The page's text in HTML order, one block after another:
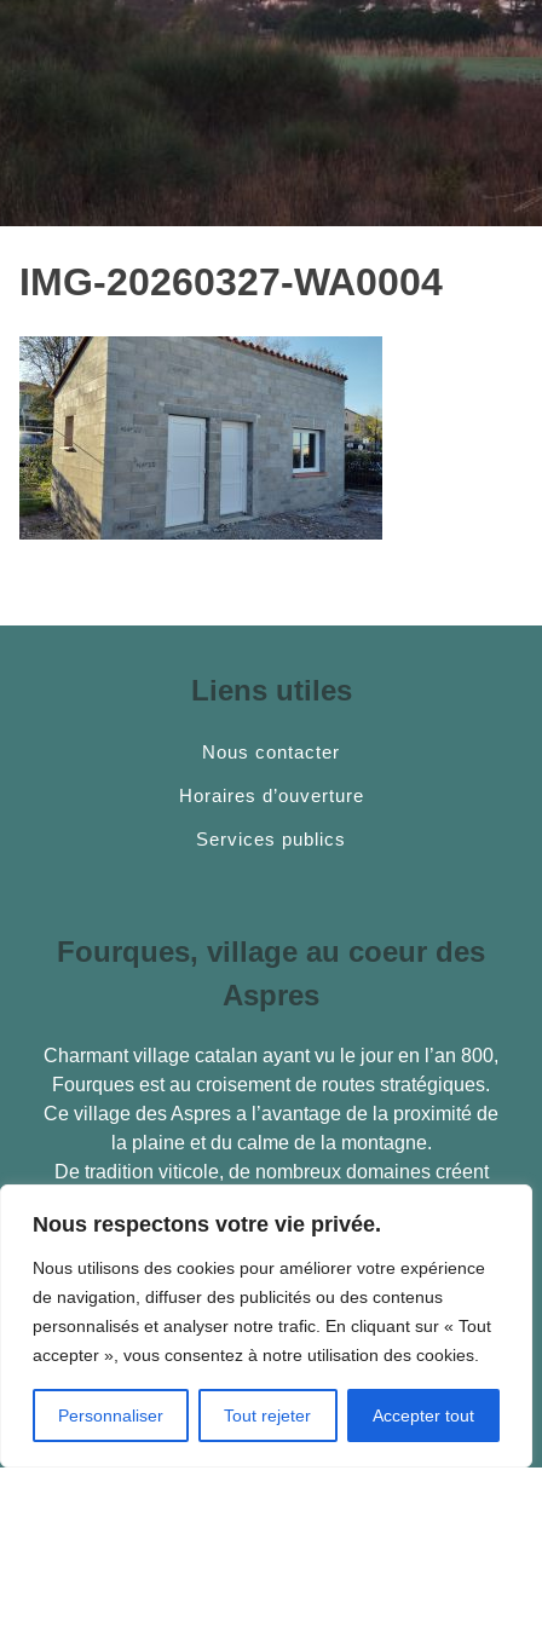
Nous respectons votre vie privée.
Nous utilisons des cookies pour améliorer votre expérience
de navigation, diffuser des publicités ou des contenus
personnalisés et analyser notre trafic. En cliquant sur « Tout
accepter », vous consentez à notre utilisation des cookies.
Personnaliser Tout rejeter Accepter tout
IMG-20260327-WA0004
Liens utiles
Nous contacter
Horaires d’ouverture
Services publics
Fourques, village au coeur des
Aspres
Charmant village catalan ayant vu le jour en l’an 800,
Fourques est au croisement de routes stratégiques.
Ce village des Aspres a l’avantage de la proximité de
la plaine et du calme de la montagne.
De tradition viticole, de nombreux domaines créent
En savoir plus
Mairie de Fourques
Place de la Mairie – 66300 Fourques